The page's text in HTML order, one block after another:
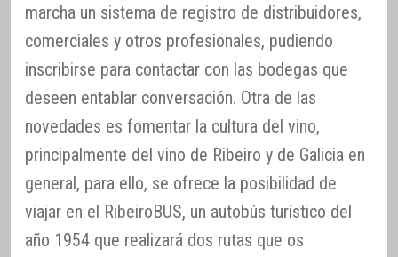
marcha un sistema de registro de distribuidores,
comerciales y otros profesionales, pudiendo
inscribirse para contactar con las bodegas que
deseen entablar conversación. Otra de las
novedades es fomentar la cultura del vino,
principalmente del vino de Ribeiro y de Galicia en
general, para ello, se ofrece la posibilidad de
viajar en el RibeiroBUS, un autobús turístico del
año 1954 que realizará dos rutas que os